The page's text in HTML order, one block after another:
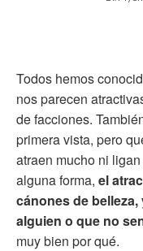
Todos hemos
nos parecen
de facciones.
primera vista, pero
atraen mucho ni
alguna forma, el
cánones de
alguien o que no
muy bien por qué.